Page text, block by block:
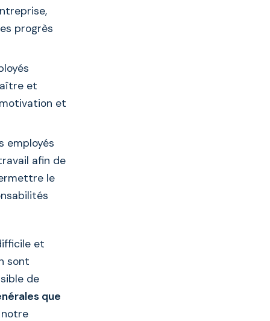
progrès
et
et
employés
afin de
le
et
sont
de
que